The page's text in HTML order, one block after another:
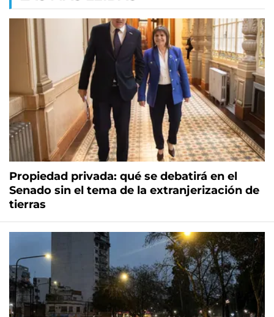
Propiedad privada: qué se debatirá en el
Senado sin el tema de la extranjerización de
tierras